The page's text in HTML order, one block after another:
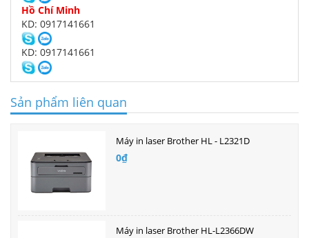
Hồ Chí Minh
KD: 0917141661
KD: 0917141661
Sản phẩm liên quan
Máy in laser Brother HL - L2321D
0₫
Máy in laser Brother HL-L2366DW